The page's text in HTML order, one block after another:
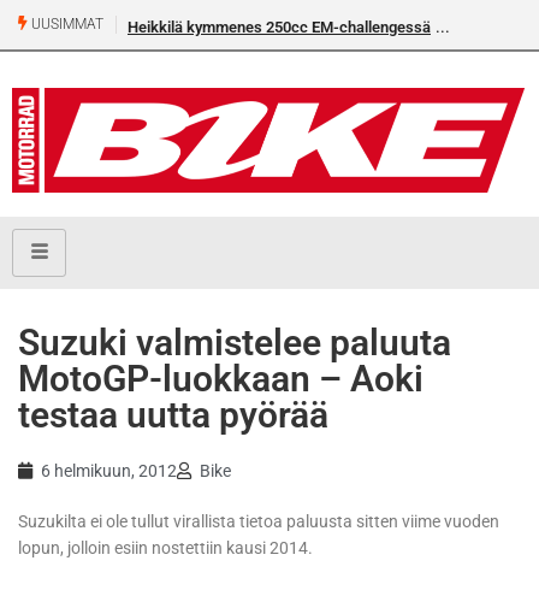
UUSIMMAT Heikkilä kymmenes 250cc EM-challengessä
Suzuki valmistelee paluuta
MotoGP-luokkaan – Aoki
testaa uutta pyörää
6 helmikuun, 2012 Bike
Suzukilta ei ole tullut virallista tietoa paluusta sitten viime vuoden
lopun, jolloin esiin nostettiin kausi 2014.